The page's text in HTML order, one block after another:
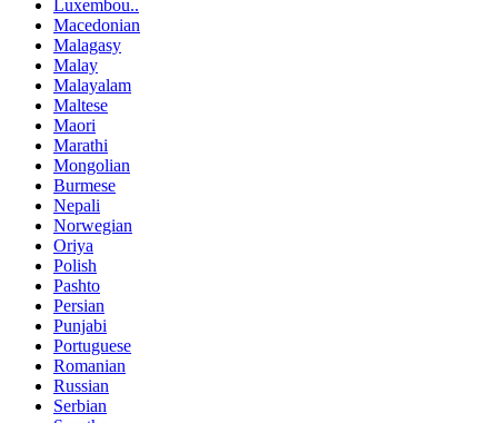
Luxembou..
Macedonian
Malagasy
Malay
Malayalam
Maltese
Maori
Marathi
Mongolian
Burmese
Nepali
Norwegian
Oriya
Polish
Pashto
Persian
Punjabi
Portuguese
Romanian
Russian
Serbian